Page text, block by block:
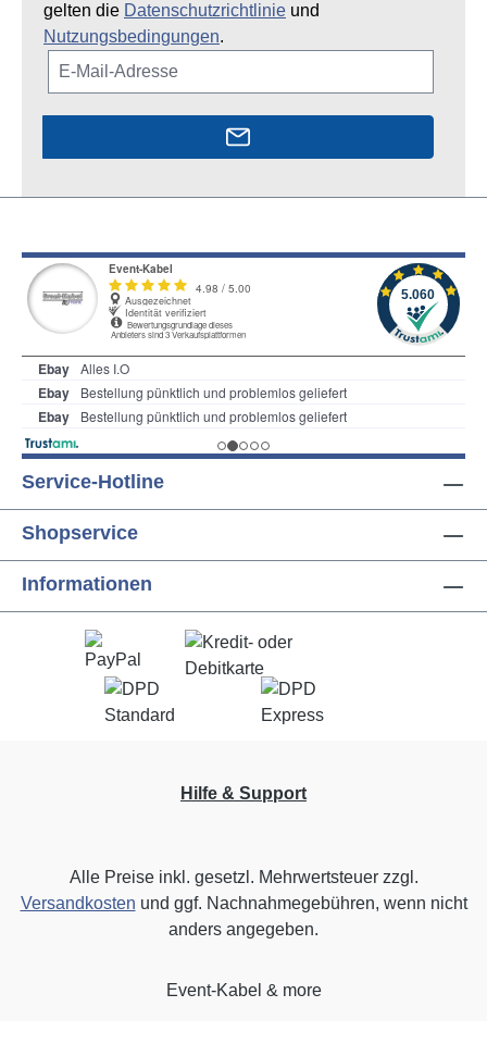
gelten die Datenschutzrichtlinie und
Nutzungsbedingungen.
Service-Hotline
Shopservice
Informationen
Hilfe & Support
Alle Preise inkl. gesetzl. Mehrwertsteuer zzgl.
Versandkosten und ggf. Nachnahmegebühren, wenn nicht
anders angegeben.
Event-Kabel & more